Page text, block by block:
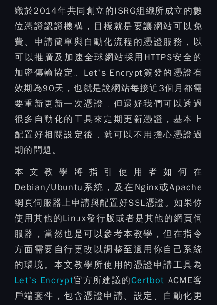
織於2014年共同創立的ISRG組織所成立的數
位憑證認證機構，目標就是要讓網站可以免
費、申請簡單與自動化流程的憑證服務，以
可以推廣及加速全球網站採用HTTPS安全的
加密傳輸協定。Let's Encrypt簽發的憑證有
效期為90天，也就是說網站每接近3個月都需
要重新更新一次憑證，但還好我們可以透過
很多自動化的工具來定期更新憑證，基本上
配置好相關設定後，就可以不用擔心憑證過
期的問題。
本文教學將指引使用者如何在
Debian/Ubuntu系統，及在Nginx或Apache
網頁伺服器上申請與配置好SSL憑證。如果你
使用其他的Linux發行版或者是其他的網頁伺
服器，當然也是可以參考本教學，但在指令
方面需要自行更改以調整至適用你自己系統
的環境。本文教學所使用的憑證申請工具為
Let's Encrypt官方所建議的Certbot ACME客
戶端套件，包含憑證申請、設定、自動化更